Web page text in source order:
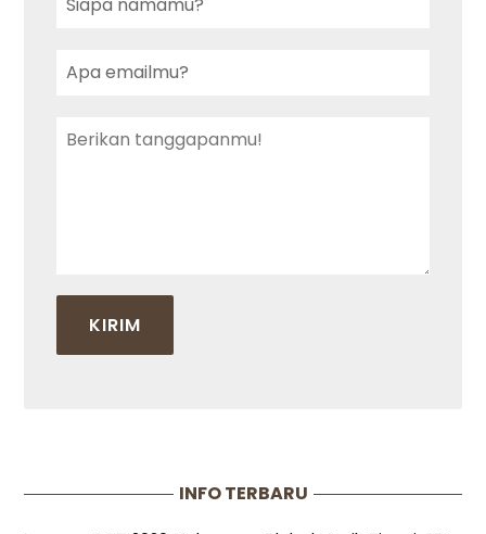
INFO TERBARU